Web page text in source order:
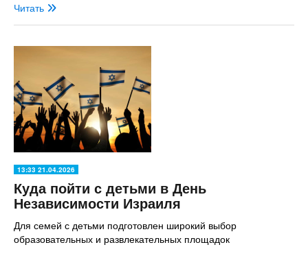
Читать
13:33 21.04.2026
Куда пойти с детьми в День
Независимости Израиля
Для семей с детьми подготовлен широкий выбор
образовательных и развлекательных площадок